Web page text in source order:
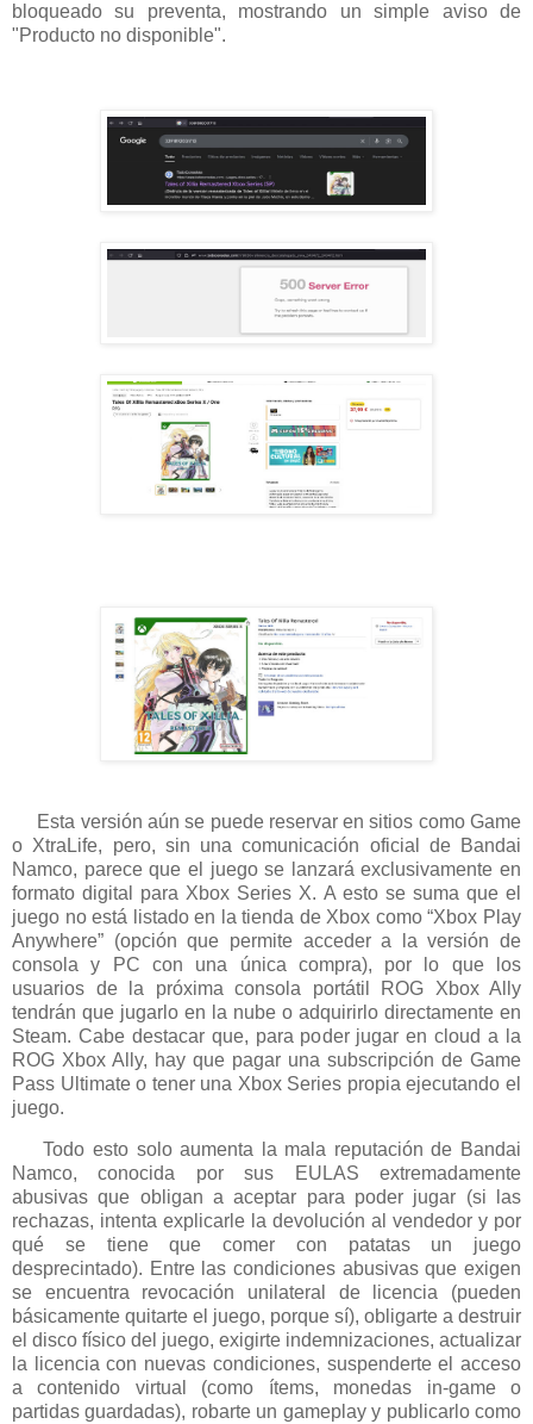
bloqueado su preventa, mostrando un simple aviso de
"Producto no disponible".
Esta versión aún se puede reservar en sitios como Game
o XtraLife, pero, sin una comunicación oficial de Bandai
Namco, parece que el juego se lanzará exclusivamente en
formato digital para Xbox Series X. A esto se suma que el
juego no está listado en la tienda de Xbox como “Xbox Play
Anywhere” (opción que permite acceder a la versión de
consola y PC con una única compra), por lo que los
usuarios de la próxima consola portátil ROG Xbox Ally
tendrán que jugarlo en la nube o adquirirlo directamente en
Steam. Cabe destacar que, para poder jugar en cloud a la
ROG Xbox Ally, hay que pagar una subscripción de Game
Pass Ultimate o tener una Xbox Series propia ejecutando el
juego.
Todo esto solo aumenta la mala reputación de Bandai
Namco, conocida por sus EULAS extremadamente
abusivas que obligan a aceptar para poder jugar (si las
rechazas, intenta explicarle la devolución al vendedor y por
qué se tiene que comer con patatas un juego
desprecintado). Entre las condiciones abusivas que exigen
se encuentra revocación unilateral de licencia (pueden
básicamente quitarte el juego, porque sí), obligarte a destruir
el disco físico del juego, exigirte indemnizaciones, actualizar
la licencia con nuevas condiciones, suspenderte el acceso
a contenido virtual (como ítems, monedas in-game o
partidas guardadas), robarte un gameplay y publicarlo como